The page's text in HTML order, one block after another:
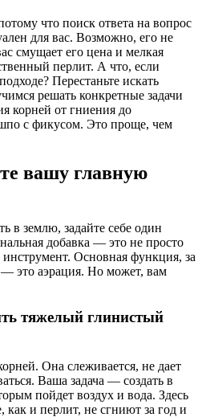
что поиск ответа на вопрос
для вас. Возможно, его не
смущает его цена и мелкая
перлит. А что, если
Перестаньте искать
решать конкретные задачи
корней от гниения до
с фикусом. Это проще, чем
вашу главную
в землю, задайте себе один
добавка — это не просто
Основная функция, за
это аэрация. Но может, вам
тяжелый глинистый
Она слеживается, не дает
Ваша задача — создать в
пойдет воздух и вода. Здесь
и перлит, не сгниют за год и